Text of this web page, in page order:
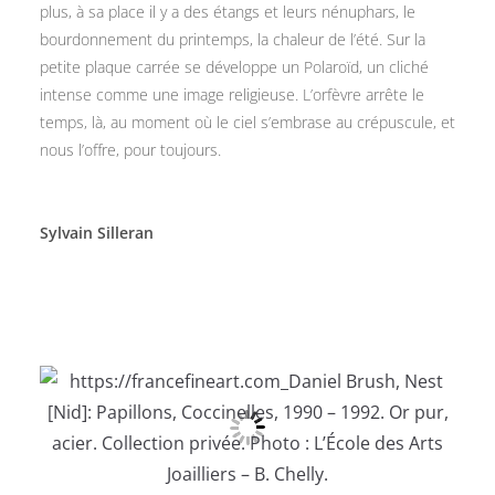
plus, à sa place il y a des étangs et leurs nénuphars, le
bourdonnement du printemps, la chaleur de l’été. Sur la
petite plaque carrée se développe un Polaroïd, un cliché
intense comme une image religieuse. L’orfèvre arrête le
temps, là, au moment où le ciel s’embrase au crépuscule, et
nous l’offre, pour toujours.
Sylvain Silleran